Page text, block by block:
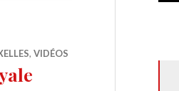
, VIDÉOS